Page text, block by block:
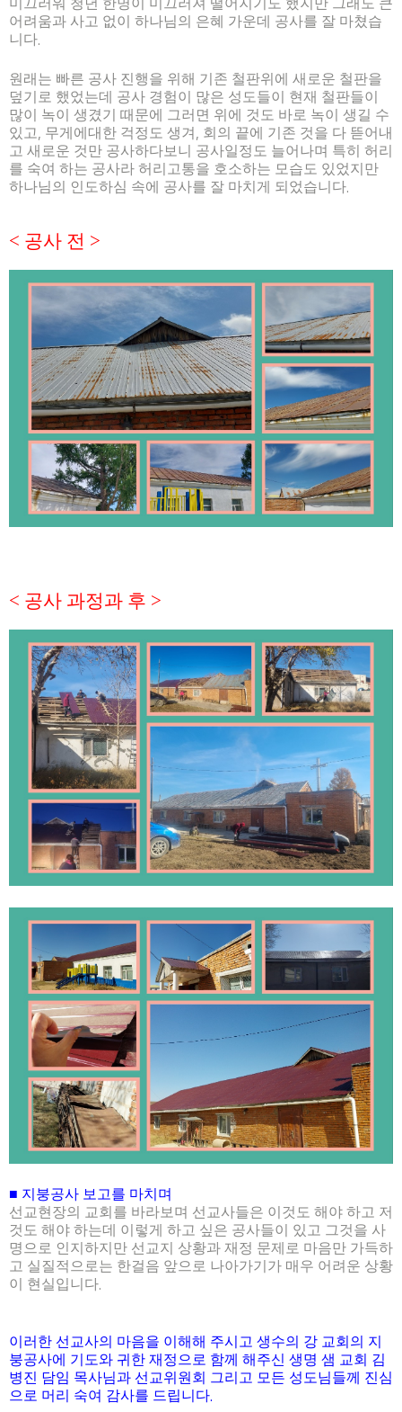
미끄러워 청년 한명이 미끄러져 떨어지기도 했지만 그래도 큰
어려움과 사고 없이 하나님의 은혜 가운데 공사를 잘 마쳤습
니다.
원래는 빠른 공사 진행을 위해 기존 철판위에 새로운 철판을
덮기로 했었는데 공사 경험이 많은 성도들이 현재 철판들이
많이 녹이 생겼기 때문에 그러면 위에 것도 바로 녹이 생길 수
있고, 무게에대한 걱정도 생겨 , 회의 끝에 기존 것을 다 뜯어내
고 새로운 것만 공사하다보니 공사일정도 늘어나며 특히 허리
를 숙여 하는 공사라 허리고통을 호소하는 모습도 있었지만
하나님의 인도하심 속에 공사를 잘 마치게 되었습니다.
< 공사 전 >
< 공사 과정과 후 >
■ 지붕공사 보고를 마치며
선교현장의 교회를 바라보며 선교사들은 이것도 해야 하고 저
것도 해야 하는데 이렇게 하고 싶은 공사들이 있고 그것을 사
명으로 인지하지만 선교지 상황과 재정 문제로 마음만 가득하
고 실질적으로는 한걸음 앞으로 나아가기가 매우 어려운 상황
이 현실입니다.
이러한 선교사의 마음을 이해해 주시고 생수의 강 교회의 지
붕공사에 기도와 귀한 재정으로 함께 해주신 생명 샘 교회 김
병진 담임 목사님과 선교위원회 그리고 모든 성도님들께 진심
으로 머리 숙여 감사를 드립니다.